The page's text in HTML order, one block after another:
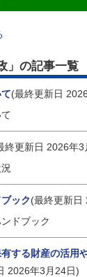
」の記事一覧
(最終更新日
終更新日 2026年3
ック(最終更新日
ドブック
する財産の活用
2026年3月24日)